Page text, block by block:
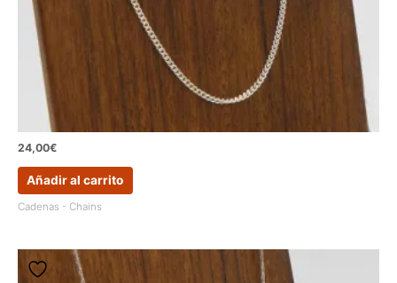
24,00€
Añadir al carrito
Cadenas - Chains